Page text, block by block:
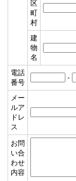
区
町
村
建
物
名
電話
番号
-
メー
ルア
ドレ
ス
お問
い合
わせ
内容